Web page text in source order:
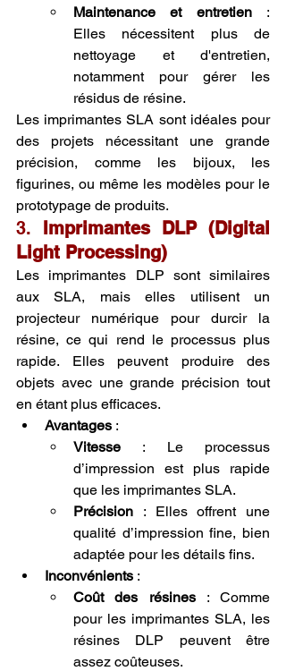
Maintenance et entretien :
Elles nécessitent plus de
nettoyage et d'entretien,
notamment pour gérer les
résidus de résine.
Les imprimantes SLA sont idéales pour
des projets nécessitant une grande
précision, comme les bijoux, les
figurines, ou même les modèles pour le
prototypage de produits.
3. Imprimantes DLP (Digital
Light Processing)
Les imprimantes DLP sont similaires
aux SLA, mais elles utilisent un
projecteur numérique pour durcir la
résine, ce qui rend le processus plus
rapide. Elles peuvent produire des
objets avec une grande précision tout
en étant plus efficaces.
Avantages :
Vitesse : Le processus
d’impression est plus rapide
que les imprimantes SLA.
Précision : Elles offrent une
qualité d’impression fine, bien
adaptée pour les détails fins.
Inconvénients :
Coût des résines : Comme
pour les imprimantes SLA, les
résines DLP peuvent être
assez coûteuses.